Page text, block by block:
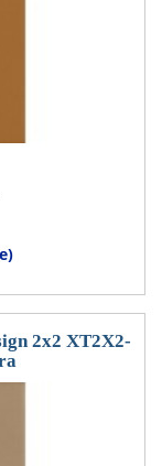
2x2 XT2X2-